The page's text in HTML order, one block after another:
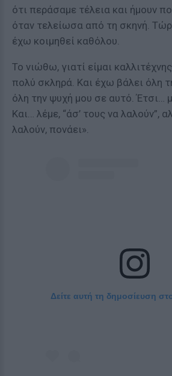
ότι περάσαμε τέλεια και ήμουν
όταν τελείωσα από τη σκηνή.
έχω κοιμηθεί καθόλου.
Το νιώθω, γιατί είμαι
πολύ σκληρά. Και έχω βάλει όλη
όλη την ψυχή μου σε αυτό. Έτσι…
Και… λέμε, “άσ’ τους να λαλούν”,
λαλούν, πονάει».
Δείτε αυτή τη δημοσίευση